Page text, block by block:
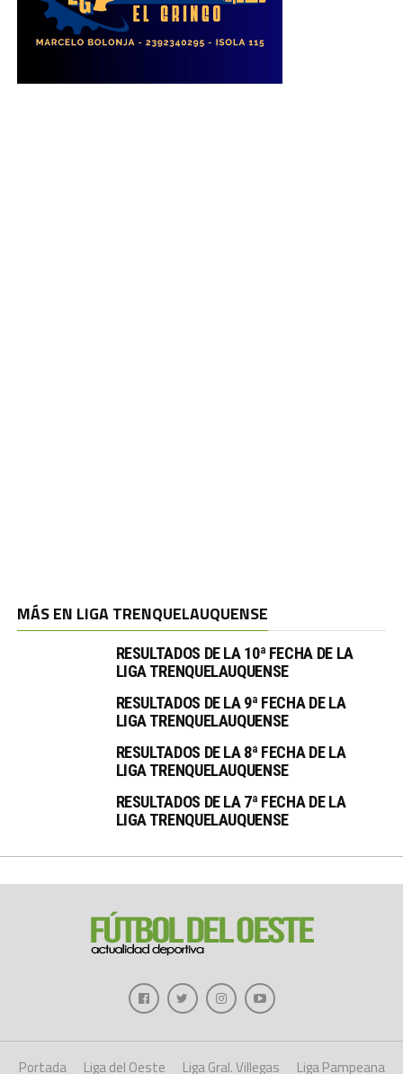
MÁS EN LIGA TRENQUELAUQUENSE
RESULTADOS DE LA 10ª FECHA DE LA
LIGA TRENQUELAUQUENSE
RESULTADOS DE LA 9ª FECHA DE LA
LIGA TRENQUELAUQUENSE
RESULTADOS DE LA 8ª FECHA DE LA
LIGA TRENQUELAUQUENSE
RESULTADOS DE LA 7ª FECHA DE LA
LIGA TRENQUELAUQUENSE
Portada Liga del Oeste Liga Gral. Villegas Liga Pampeana